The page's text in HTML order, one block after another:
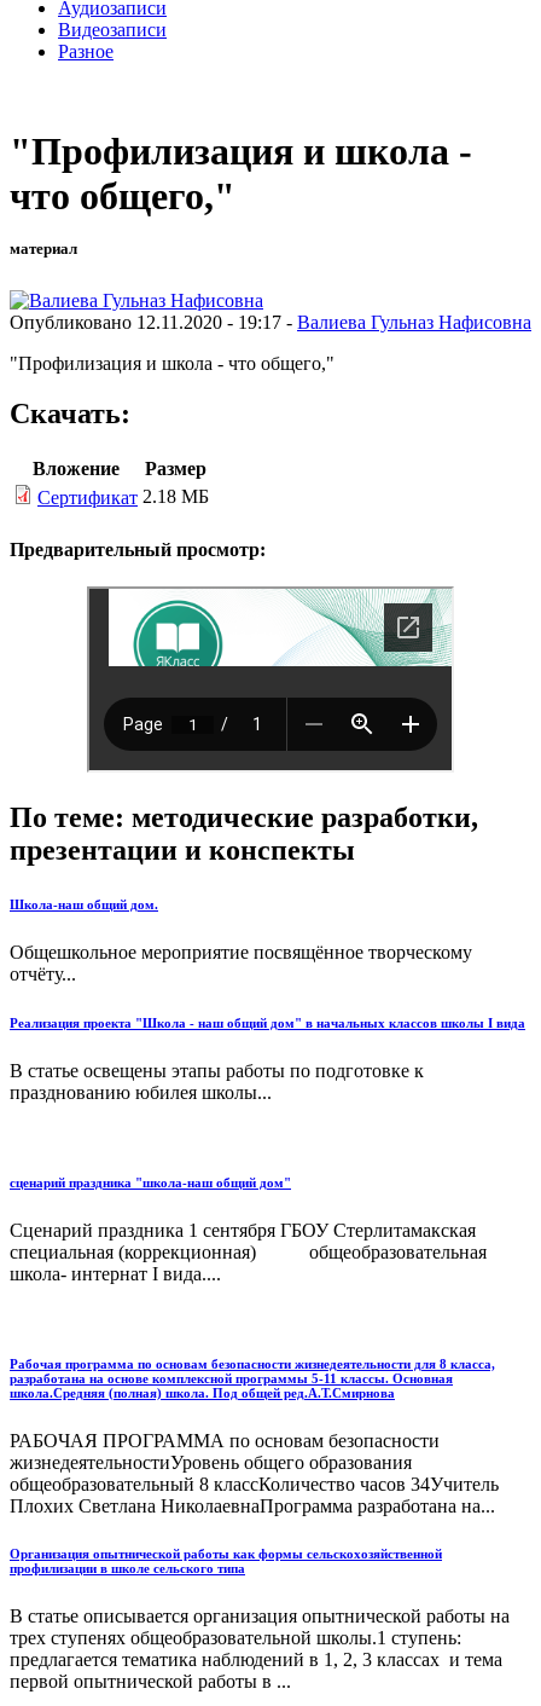
Аудиозаписи
Видеозаписи
Разное
"Профилизация и школа -
что общего,"
материал
Опубликовано 12.11.2020 - 19:17 - Валиева Гульназ Нафисовна
"Профилизация и школа - что общего,"
Скачать:
Вложение
Размер
Сертификат 2.18 МБ
Предварительный просмотр:
По теме: методические разработки,
презентации и конспекты
Школа-наш общий дом.
Общешкольное мероприятие посвящённое творческому
отчёту...
Реализация проекта "Школа - наш общий дом" в начальных классов школы I вида
В статье освещены этапы работы по подготовке к
празднованию юбилея школы...
сценарий праздника "школа-наш общий дом"
Сценарий праздника 1 сентября ГБОУ Стерлитамакская
специальная (коррекционная) общеобразовательная
школа- интернат I вида....
Рабочая программа по основам безопасности жизнедеятельности для 8 класса,
разработана на основе комплексной программы 5-11 классы. Основная
школа.Средняя (полная) школа. Под общей ред.А.Т.Смирнова
РАБОЧАЯ ПРОГРАММА по основам безопасности
жизнедеятельностиУровень общего образования
общеобразовательный 8 классКоличество часов 34Учитель
Плохих Светлана НиколаевнаПрограмма разработана на...
Организация опытнической работы как формы сельскохозяйственной
профилизации в школе сельского типа
В статье описывается организация опытнической работы на
трех ступенях общеобразовательной школы.1 ступень:
предлагается тематика наблюдений в 1, 2, 3 классах и тема
первой опытнической работы в ...